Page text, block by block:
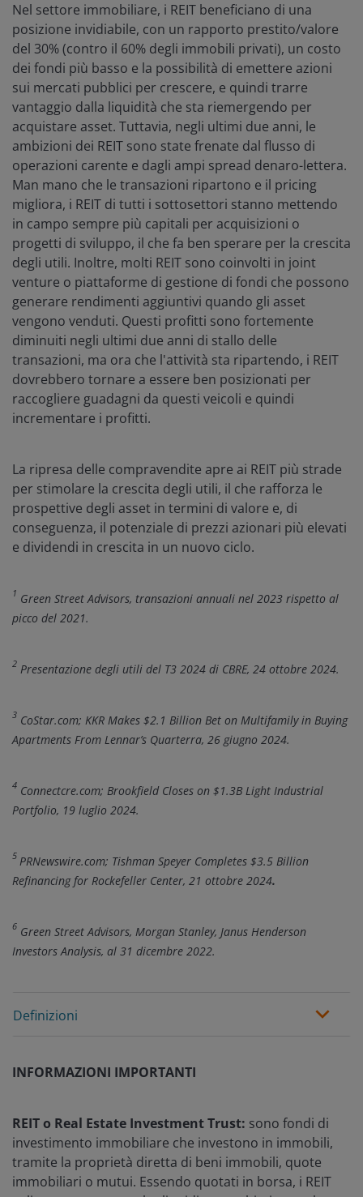
Nel settore immobiliare, i REIT beneficiano di una
posizione invidiabile, con un rapporto prestito/valore
del 30% (contro il 60% degli immobili privati), un costo
dei fondi più basso e la possibilità di emettere azioni
sui mercati pubblici per crescere, e quindi trarre
vantaggio dalla liquidità che sta riemergendo per
acquistare asset. Tuttavia, negli ultimi due anni, le
ambizioni dei REIT sono state frenate dal flusso di
operazioni carente e dagli ampi spread denaro-lettera.
Man mano che le transazioni ripartono e il pricing
migliora, i REIT di tutti i sottosettori stanno mettendo
in campo sempre più capitali per acquisizioni o
progetti di sviluppo, il che fa ben sperare per la crescita
degli utili. Inoltre, molti REIT sono coinvolti in joint
venture o piattaforme di gestione di fondi che possono
generare rendimenti aggiuntivi quando gli asset
vengono venduti. Questi profitti sono fortemente
diminuiti negli ultimi due anni di stallo delle
transazioni, ma ora che l'attività sta ripartendo, i REIT
dovrebbero tornare a essere ben posizionati per
raccogliere guadagni da questi veicoli e quindi
incrementare i profitti.
La ripresa delle compravendite apre ai REIT più strade
per stimolare la crescita degli utili, il che rafforza le
prospettive degli asset in termini di valore e, di
conseguenza, il potenziale di prezzi azionari più elevati
e dividendi in crescita in un nuovo ciclo.
1 Green Street Advisors, transazioni annuali nel 2023 rispetto al
picco del 2021.
2 Presentazione degli utili del T3 2024 di CBRE, 24 ottobre 2024.
3 CoStar.com; KKR Makes $2.1 Billion Bet on Multifamily in Buying
Apartments From Lennar’s Quarterra, 26 giugno 2024.
4 Connectcre.com; Brookfield Closes on $1.3B Light Industrial
Portfolio, 19 luglio 2024.
5 PRNewswire.com; Tishman Speyer Completes $3.5 Billion
Refinancing for Rockefeller Center, 21 ottobre 2024.
6 Green Street Advisors, Morgan Stanley, Janus Henderson
Investors Analysis, al 31 dicembre 2022.
Definizioni
INFORMAZIONI IMPORTANTI
REIT o Real Estate Investment Trust: sono fondi di
investimento immobiliare che investono in immobili,
tramite la proprietà diretta di beni immobili, quote
immobiliari o mutui. Essendo quotati in borsa, i REIT